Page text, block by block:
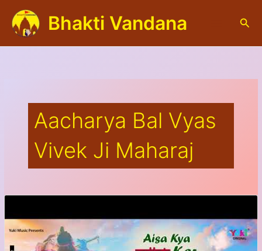
content
Bhakti Vandana
S
a
h
Aacharya Bal Vyas
Vivek Ji Maharaj